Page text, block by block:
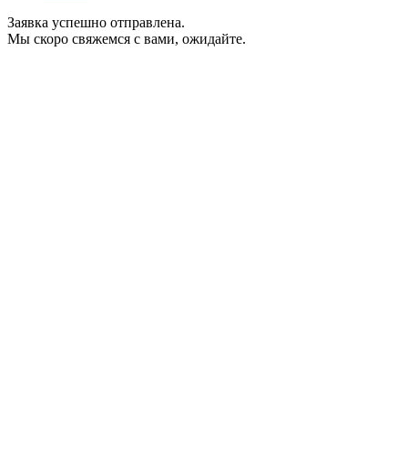
Заявка успешно отправлена.
Мы скоро свяжемся с вами, ожидайте.